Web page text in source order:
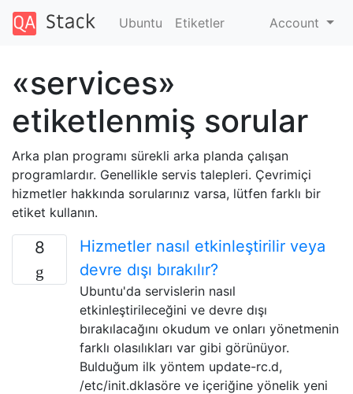
Ubuntu Etiketler Account
«services»
etiketlenmiş sorular
Arka plan programı sürekli arka planda çalışan
programlardır. Genellikle servis talepleri. Çevrimiçi
hizmetler hakkında sorularınız varsa, lütfen farklı bir
etiket kullanın.
8
Hizmetler nasıl etkinleştirilir veya
devre dışı bırakılır?
Ubuntu'da servislerin nasıl
etkinleştirileceğini ve devre dışı
bırakılacağını okudum ve onları yönetmenin
farklı olasılıkları var gibi görünüyor.
Bulduğum ilk yöntem update-rc.d,
/etc/init.dklasöre ve içeriğine yönelik yeni